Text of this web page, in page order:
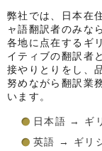
弊社では、日本在
ャ語翻訳者のみな
各地に点在するギ
イティブの翻訳者
接やりとりをし、
努めながら翻訳業
います。
日本語 → ギ
英語 → ギリ